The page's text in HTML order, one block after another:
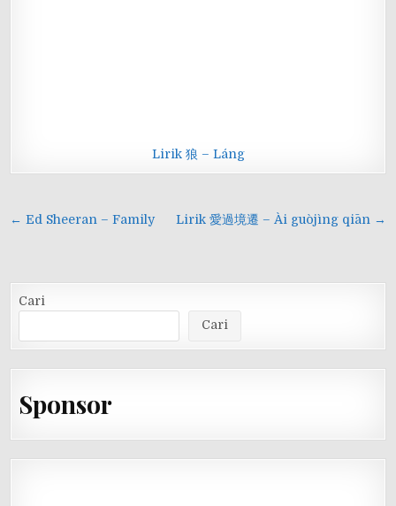
Lirik 狼 – Láng
Navigasi
← Ed Sheeran – Family Lirik 愛過境遷 – Ài guòjìng qiān →
Cari
Cari
Sponsor